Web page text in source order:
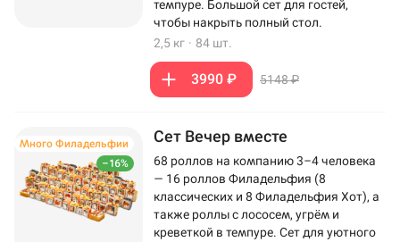
темпуре. Большой сет для гостей,
чтобы накрыть полный стол.
2,5 кг · 84 шт.
3990 ₽ 5148 ₽
–16%
Много Филадельфии Сет Вечер вместе
68 роллов на компанию 3–4 человека
— 16 роллов Филадельфия (8
классических и 8 Филадельфия Хот), а
также роллы с лососем, угрём и
креветкой в темпуре. Сет для уютного